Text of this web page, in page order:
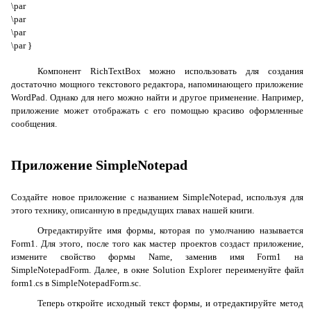
\par
\par
\par
\par}
Компонент RichTextBox можно использовать для создания
достаточно мощного текстового редактора, напоминающего приложение
WordPad. Однако для него можно найти и другое применение. Например,
приложение может отображать с его помощью красиво оформленные
сообщения.
Приложение SimpleNotepad
Создайте новое приложение с названием SimpleNotepad , используя для
этого технику, описанную в предыдущих главах нашей книги.
Отредактируйте имя формы, которая по умолчанию называется
Form1. Для этого, после того как мастер проектов создаст приложение,
измените свойство формыName , заменив имяForm1 на
SimpleNotepadForm. Далее, в окнеSolution Explorerпереименуйте файл
form1. cs в SimpleNotepadForm. sc
Теперь откройте исходный текст формы, и отредактируйте метод